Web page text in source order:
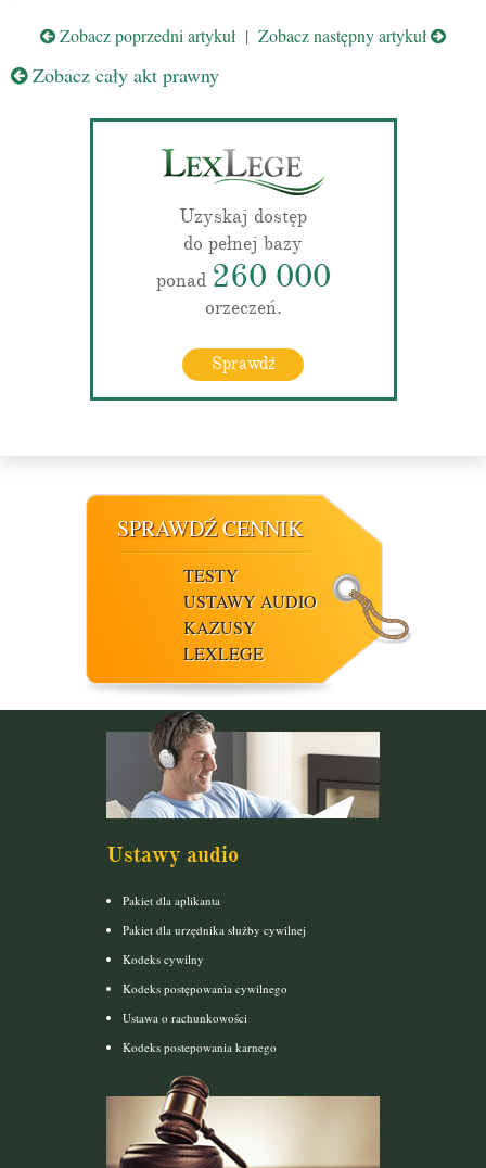
Zobacz poprzedni artykuł | Zobacz następny artykuł
Zobacz cały akt prawny
Uzyskaj dostęp
do pełnej bazy
ponad 260 000
orzeczeń.
Sprawdź
SPRAWDŹ CENNIK
TESTY
USTAWY AUDIO
KAZUSY
LEXLEGE
Ustawy audio
Pakiet dla aplikanta
Pakiet dla urzędnika służby cywilnej
Kodeks cywilny
Kodeks postępowania cywilnego
Ustawa o rachunkowości
Kodeks postepowania karnego